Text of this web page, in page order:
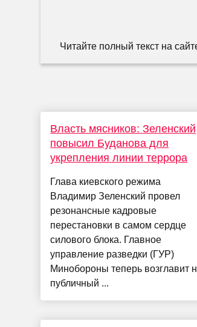
Читайте полный текст на
Власть мясников: Зеленский
повысил Буданова для
укрепления линии террора
Глава киевского режима
Владимир Зеленский провел
резонансные кадровые
перестановки в самом сердце
силового блока. Главное
управление разведки (ГУР)
Минобороны теперь возглавит
публичный ...